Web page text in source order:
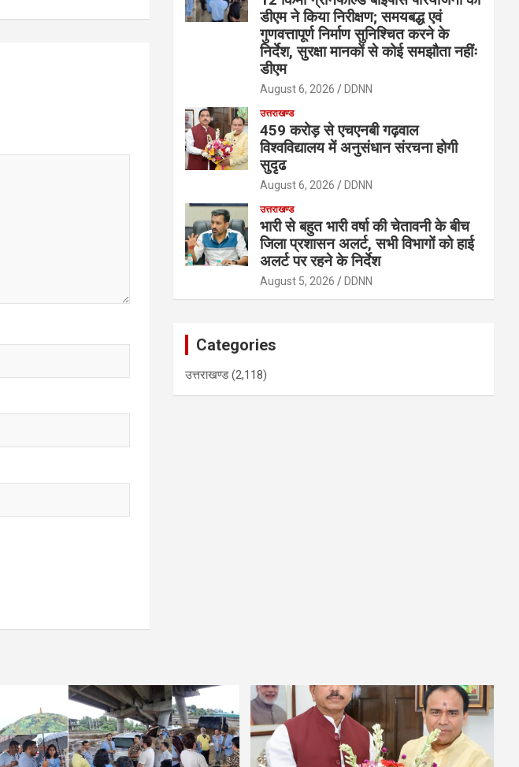
डीएम ने किया निरीक्षण; समयबद्ध एवं
गुणवत्तापूर्ण निर्माण सुनिश्चित करने के
निर्देश, सुरक्षा मानकों से कोई समझौता नहींः
डीएम
August 6, 2026 DDNN
उत्तराखण्ड
459 करोड़ से एचएनबी गढ़वाल
विश्वविद्यालय में अनुसंधान संरचना होगी
सुदृढ
August 6, 2026 DDNN
उत्तराखण्ड
भारी से बहुत भारी वर्षा की चेतावनी के बीच
जिला प्रशासन अलर्ट, सभी विभागों को हाई
अलर्ट पर रहने के निर्देश
August 5, 2026 DDNN
Categories
उत्तराखण्ड(2,118)